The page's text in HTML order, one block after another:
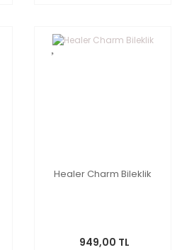
Healer Charm Bileklik
949,00 TL